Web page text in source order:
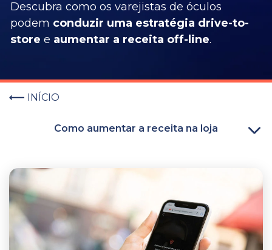
Descubra como os varejistas de óculos
podem conduzir uma estratégia drive-to-
store e aumentar a receita off-line.
INÍCIO
Como aumentar a receita na loja